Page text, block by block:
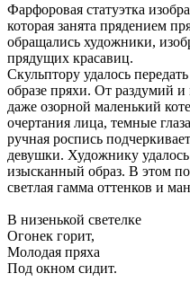
Фарфоровая статуэтка
которая занята прядением
обращались художники,
прядущих красавиц.
Скульптору удалось
образе пряхи. От раздумий и
даже озорной маленький
очертания лица, темные
ручная роспись
девушки. Художнику удалось
изысканный образ. В этом
светлая гамма оттенков и
В низенькой светелке
Огонек горит,
Молодая пряха
Под окном сидит.